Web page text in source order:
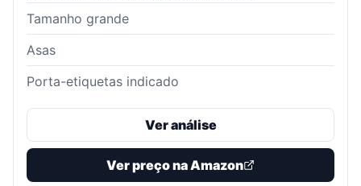
Tamanho grande
Asas
Porta-etiquetas indicado
Ver análise
Ver preço na Amazon